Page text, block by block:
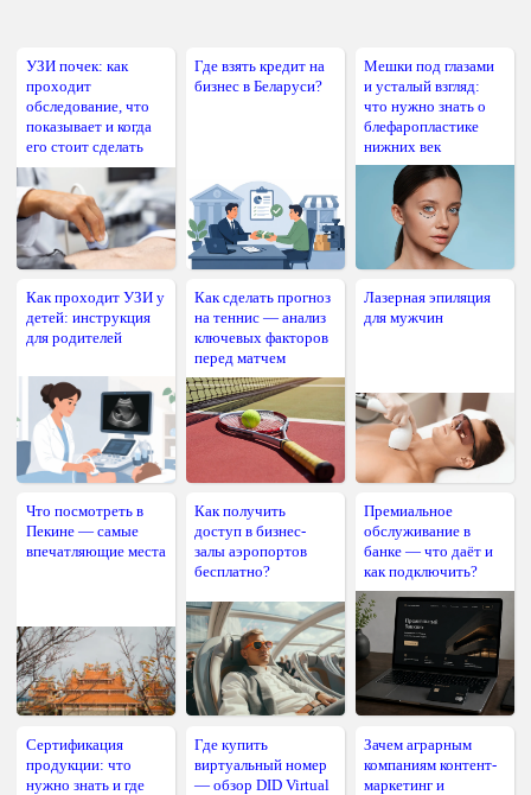
УЗИ почек: как
проходит
обследование, что
показывает и когда
его стоит сделать
Где взять кредит на
бизнес в Беларуси?
Мешки под глазами
и усталый взгляд:
что нужно знать о
блефаропластике
нижних век
Как проходит УЗИ у
детей: инструкция
для родителей
Как сделать прогноз
на теннис — анализ
ключевых факторов
перед матчем
Лазерная эпиляция
для мужчин
Что посмотреть в
Пекине — самые
впечатляющие места
Как получить
доступ в бизнес-
залы аэропортов
бесплатно?
Премиальное
обслуживание в
банке — что даёт и
как подключить?
Сертификация
продукции: что
нужно знать и где
Где купить
виртуальный номер
— обзор DID Virtual
Зачем аграрным
компаниям контент-
маркетинг и